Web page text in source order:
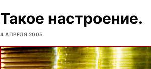
Такое настроение.
4 АПРЕЛЯ 2005